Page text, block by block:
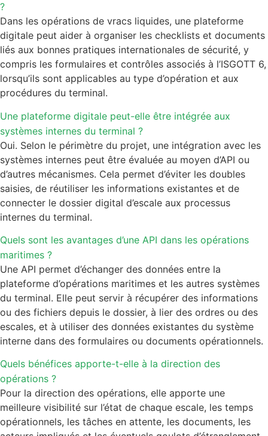
?
Dans les opérations de vracs liquides, une plateforme
digitale peut aider à organiser les checklists et documents
liés aux bonnes pratiques internationales de sécurité, y
compris les formulaires et contrôles associés à l’ISGOTT 6,
lorsqu’ils sont applicables au type d’opération et aux
procédures du terminal.
Une plateforme digitale peut-elle être intégrée aux
systèmes internes du terminal ?
Oui. Selon le périmètre du projet, une intégration avec les
systèmes internes peut être évaluée au moyen d’API ou
d’autres mécanismes. Cela permet d’éviter les doubles
saisies, de réutiliser les informations existantes et de
connecter le dossier digital d’escale aux processus
internes du terminal.
Quels sont les avantages d’une API dans les opérations
maritimes ?
Une API permet d’échanger des données entre la
plateforme d’opérations maritimes et les autres systèmes
du terminal. Elle peut servir à récupérer des informations
ou des fichiers depuis le dossier, à lier des ordres ou des
escales, et à utiliser des données existantes du système
interne dans des formulaires ou documents opérationnels.
Quels bénéfices apporte-t-elle à la direction des
opérations ?
Pour la direction des opérations, elle apporte une
meilleure visibilité sur l’état de chaque escale, les temps
opérationnels, les tâches en attente, les documents, les